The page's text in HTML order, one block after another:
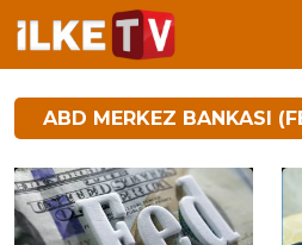
ABD MERKEZ BANKASI